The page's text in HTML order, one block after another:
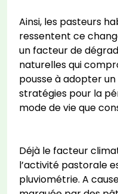
Ainsi, les pasteurs
ressentent ce
un facteur de
naturelles qui
pousse à adopter
stratégies pour la
mode de vie que
Déjà le facteur
l’activité pastorale
pluviométrie. A